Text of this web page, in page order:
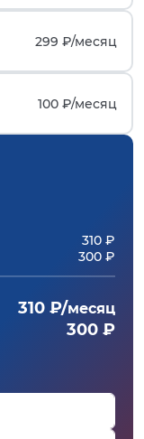
299 ₽/месяц
100 ₽/месяц
310 ₽
300 ₽
310 ₽/месяц
300 ₽